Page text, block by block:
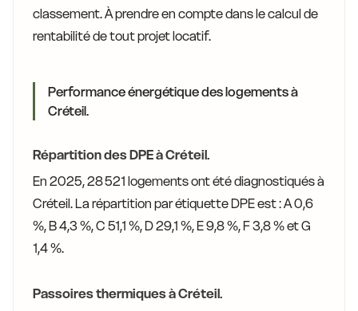
classement. À prendre en compte dans le calcul de
rentabilité de tout projet locatif.
Performance énergétique des logements à
Créteil.
Répartition des DPE à Créteil.
En 2025, 28 521 logements ont été diagnostiqués à
Créteil. La répartition par étiquette DPE est : A 0,6
%, B 4,3 %, C 51,1 %, D 29,1 %, E 9,8 %, F 3,8 % et G
1,4 %.
Passoires thermiques à Créteil.